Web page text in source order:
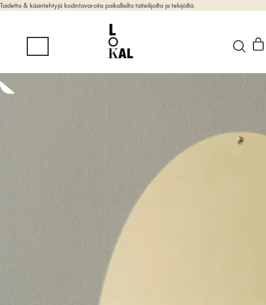
Taidetta & käsintehtyjä kodintavaroita paikallisilta taiteilijoilta ja tekijöiltä.